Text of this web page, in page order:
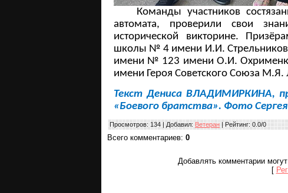
Команды участников
автомата, проверили свои
исторической викторине.
школы № 4 имени И.И.
имени № 123 имени О.И.
имени Героя Советского Союза М.Я.
Текст Дениса ВЛАДИМИРКИНА,
«Боевого братства». Фото
Просмотров: 134 | Добавил: Ветеран | Рейтинг: 0.0/0
Всего комментариев: 0
Добавлять комментарии
[